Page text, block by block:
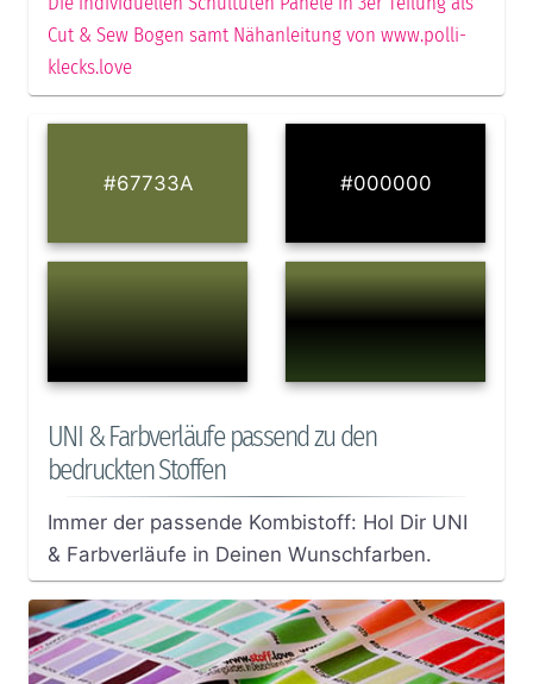
Cut & Sew Bogen samt Nähanleitung von www.polli-
klecks.love
#67733A #000000
UNI & Farbverläufe passend zu den
bedruckten Stoffen
Immer der passende Kombistoff: Hol Dir UNI
& Farbverläufe in Deinen Wunschfarben.